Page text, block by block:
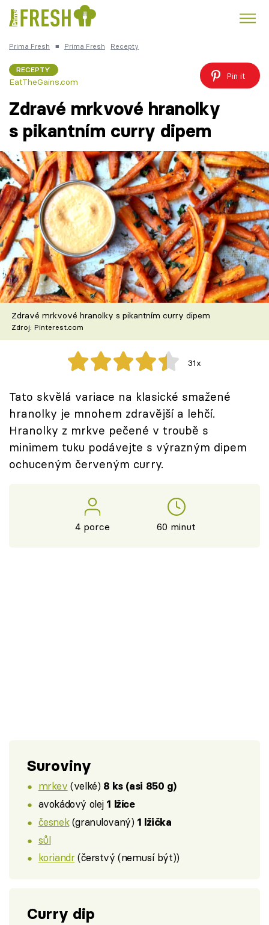
Česká kuchyně
Témata
Recepty
Články
TV Program
Škola vaření
Recepty z TV
Speciál: Cuketa
Těhotnej kuchař
Sledujte prima+
Přihlášení
Prima Fresh ■ Prima Fresh Recepty
RECEPTY
EatTheGains.com
Pin it
Zdravé mrkvové hranolky
s pikantním curry dipem
Zdravé mrkvové hranolky s pikantním curry dipem
Zdroj: Pinterest.com
31x
Tato skvělá variace na klasické smažené
hranolky je mnohem zdravější a lehčí.
Hranolky z mrkve pečené v troubě s
minimem tuku podávejte s výrazným dipem
ochuceným červeným curry.
4 porce 60 minut
Suroviny
mrkev (velké) 8 ks (asi 850 g)
avokádový olej 1 lžíce
česnek(granulovaný) 1 lžička
sůl
koriandr(čerstvý (nemusí být))
Curry dip